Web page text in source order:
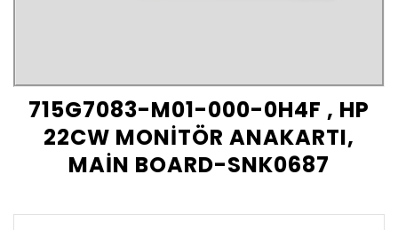
715G7083-M01-000-0H4F , HP
22CW MONİTÖR ANAKARTI,
MAİN BOARD-SNK0687